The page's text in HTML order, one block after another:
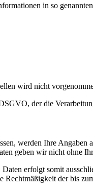
in so
wird nicht
der die
werden Ihre
geben wir nicht ohne
erfolgt somit
der bis